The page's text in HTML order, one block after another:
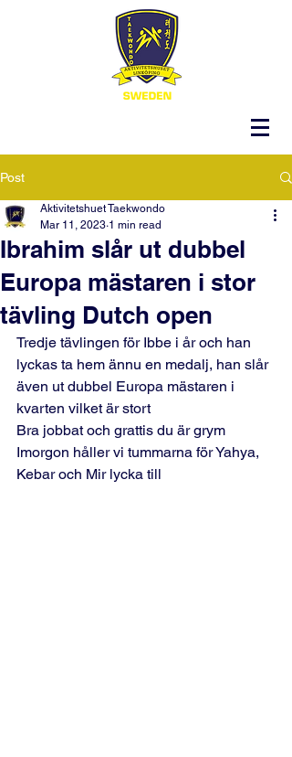
Post
Ibrahim slår ut dubbel
Europa mästaren i stor
tävling Dutch open
Aktivitetshuet Taekwondo
Mar 11, 2023 1 min read
Tredje tävlingen för Ibbe i år och han
lyckas ta hem ännu en medalj, han slår
även ut dubbel Europa mästaren i
kvarten vilket är stort
Bra jobbat och grattis du är grym
Imorgon håller vi tummarna för Yahya,
Kebar och Mir lycka till